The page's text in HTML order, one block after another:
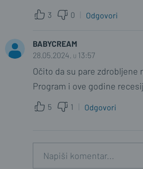
3 0 Odgovori
BABYCREAM
28.05.2024. u 13:57
Očito da su pare zdrobljene
Program i ove godine
5 1 Odgovori